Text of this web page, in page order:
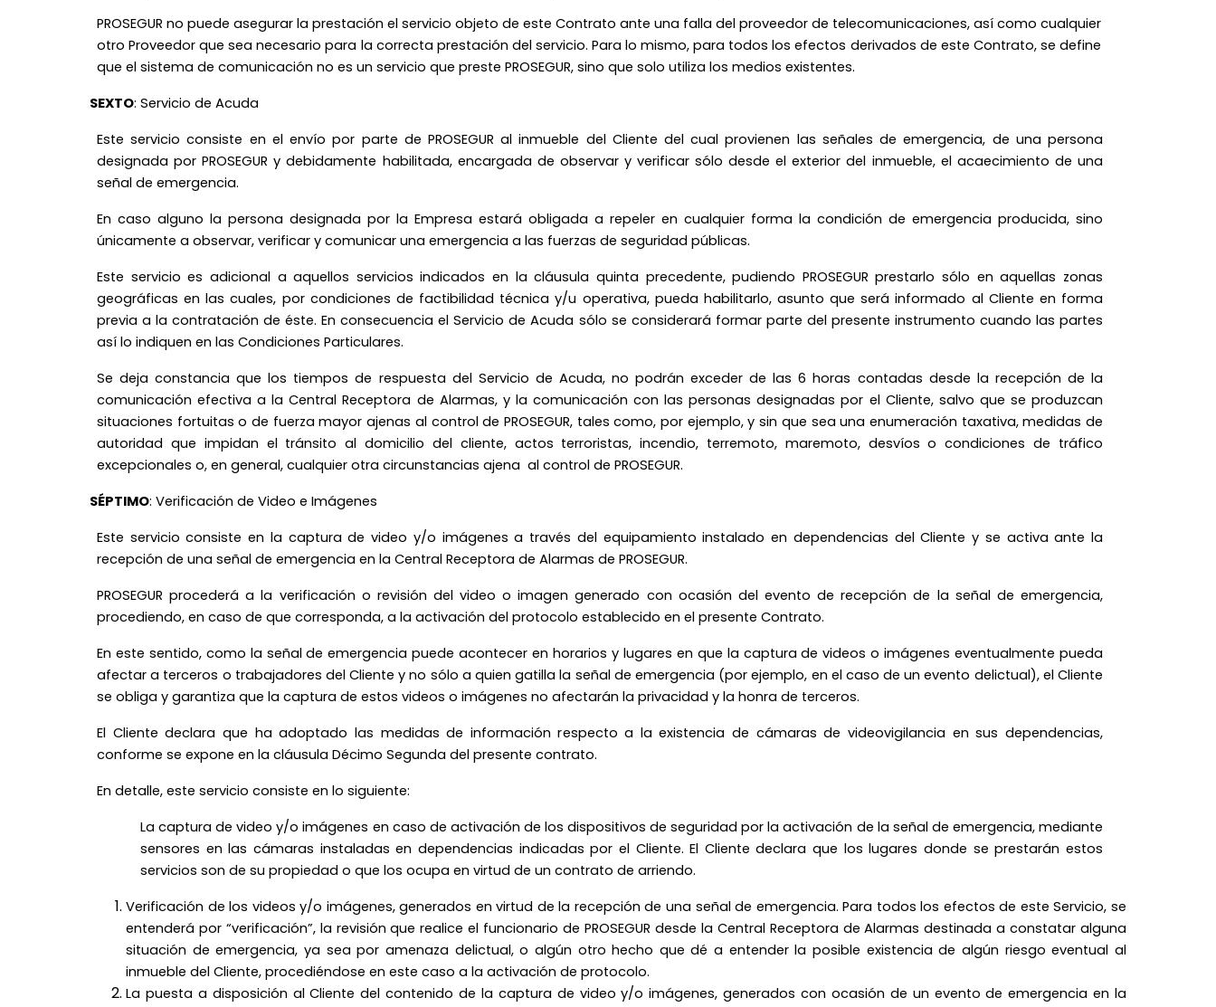
PROSEGUR no puede asegurar la prestación el servicio objeto de este Contrato ante una falla del proveedor de telecomunicaciones, así como cualquier
otro Proveedor que sea necesario para la correcta prestación del servicio. Para lo mismo, para todos los efectos derivados de este Contrato, se define
que el sistema de comunicación no es un servicio que preste PROSEGUR, sino que solo utiliza los medios existentes.
SEXTO: Servicio de Acuda
Este servicio consiste en el envío por parte de PROSEGUR al inmueble del Cliente del cual provienen las señales de emergencia, de una persona
designada por PROSEGUR y debidamente habilitada, encargada de observar y verificar sólo desde el exterior del inmueble, el acaecimiento de una
señal de emergencia.
En caso alguno la persona designada por la Empresa estará obligada a repeler en cualquier forma la condición de emergencia producida, sino
únicamente a observar, verificar y comunicar una emergencia a las fuerzas de seguridad públicas.
Este servicio es adicional a aquellos servicios indicados en la cláusula quinta precedente, pudiendo PROSEGUR prestarlo sólo en aquellas zonas
geográficas en las cuales, por condiciones de factibilidad técnica y/u operativa, pueda habilitarlo, asunto que será informado al Cliente en forma
previa a la contratación de éste. En consecuencia el Servicio de Acuda sólo se considerará formar parte del presente instrumento cuando las partes
así lo indiquen en las Condiciones Particulares.
Se deja constancia que los tiempos de respuesta del Servicio de Acuda, no podrán exceder de las 6 horas contadas desde la recepción de la
comunicación efectiva a la Central Receptora de Alarmas, y la comunicación con las personas designadas por el Cliente, salvo que se produzcan
situaciones fortuitas o de fuerza mayor ajenas al control de PROSEGUR, tales como, por ejemplo, y sin que sea una enumeración taxativa, medidas de
autoridad que impidan el tránsito al domicilio del cliente, actos terroristas, incendio, terremoto, maremoto, desvíos o condiciones de tráfico
excepcionales o, en general, cualquier otra circunstancias ajena al control de PROSEGUR.
SÉPTIMO: Verificación de Video e Imágenes
Este servicio consiste en la captura de video y/o imágenes a través del equipamiento instalado en dependencias del Cliente y se activa ante la
recepción de una señal de emergencia en la Central Receptora de Alarmas de PROSEGUR.
PROSEGUR procederá a la verificación o revisión del video o imagen generado con ocasión del evento de recepción de la señal de emergencia,
procediendo, en caso de que corresponda, a la activación del protocolo establecido en el presente Contrato.
En este sentido, como la señal de emergencia puede acontecer en horarios y lugares en que la captura de videos o imágenes eventualmente pueda
afectar a terceros o trabajadores del Cliente y no sólo a quien gatilla la señal de emergencia (por ejemplo, en el caso de un evento delictual), el Cliente
se obliga y garantiza que la captura de estos videos o imágenes no afectarán la privacidad y la honra de terceros.
El Cliente declara que ha adoptado las medidas de información respecto a la existencia de cámaras de videovigilancia en sus dependencias,
conforme se expone en la cláusula Décimo Segunda del presente contrato.
En detalle, este servicio consiste en lo siguiente:
La captura de video y/o imágenes en caso de activación de los dispositivos de seguridad por la activación de la señal de emergencia, mediante
sensores en las cámaras instaladas en dependencias indicadas por el Cliente. El Cliente declara que los lugares donde se prestarán estos
servicios son de su propiedad o que los ocupa en virtud de un contrato de arriendo.
Verificación de los videos y/o imágenes, generados en virtud de la recepción de una señal de emergencia. Para todos los efectos de este Servicio, se
entenderá por “verificación”, la revisión que realice el funcionario de PROSEGUR desde la Central Receptora de Alarmas destinada a constatar alguna
situación de emergencia, ya sea por amenaza delictual, o algún otro hecho que dé a entender la posible existencia de algún riesgo eventual al
inmueble del Cliente, procediéndose en este caso a la activación de protocolo.
La puesta a disposición al Cliente del contenido de la captura de video y/o imágenes, generados con ocasión de un evento de emergencia en la